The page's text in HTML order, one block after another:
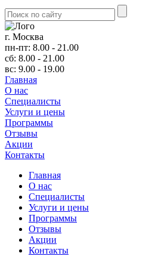
г. Москва
пн-пт: 8.00 - 21.00
сб: 8.00 - 21.00
вс: 9.00 - 19.00
Главная
О нас
Cпециалисты
Услуги и цены
Программы
Отзывы
Акции
Контакты
Главная
О нас
Cпециалисты
Услуги и цены
Программы
Отзывы
Акции
Контакты